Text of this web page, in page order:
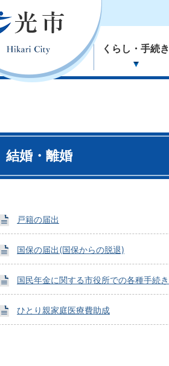
くらし・手続き
結婚・離婚
戸籍の届出
国保の届出(国保からの脱退)
国民年金に関する市役所での各種手続き
ひとり親家庭医療費助成